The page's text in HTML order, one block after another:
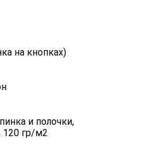
на кнопках)
и полочки,
120 гр/м2